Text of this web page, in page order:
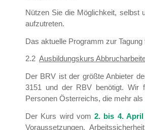
Nützen Sie die Möglichkeit, selbst
aufzutreten.
Das aktuelle Programm zur Tagung
2.2 Ausbildungskurs
Der BRV ist der größte Anbieter
3151 und der RBV benötigt. Wir
Personen Österreichs, die mehr
Der Kurs wird vom2. bis 4. April
Voraussetzungen,